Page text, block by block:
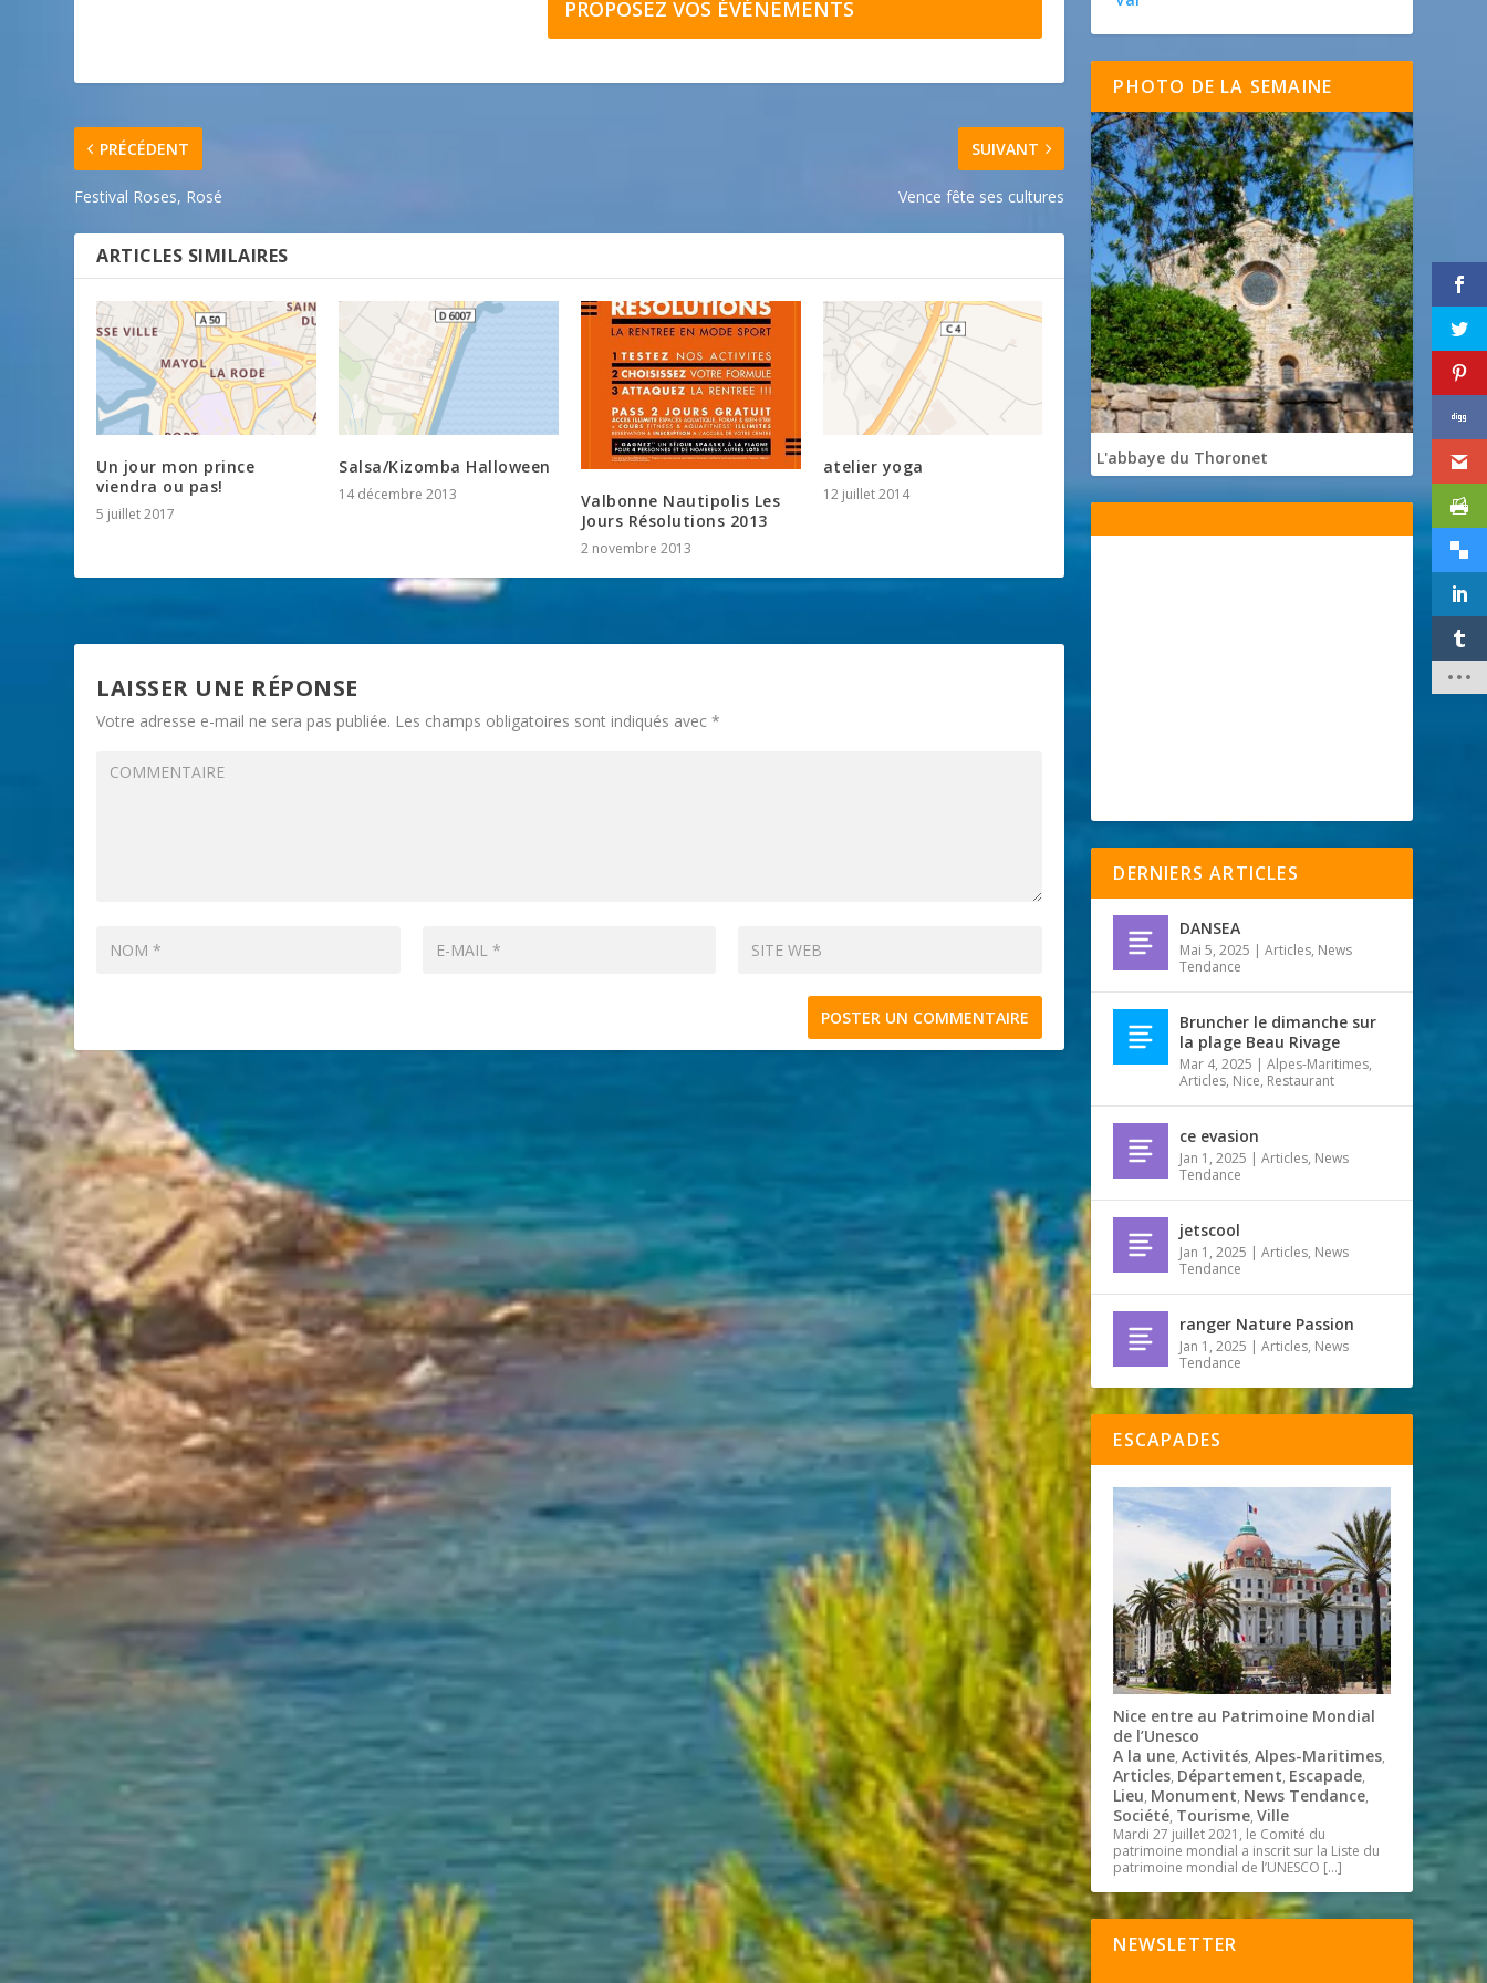
PROPOSEZ VOS ÉVÉNEMENTS
PRÉCÉDENT
Festival Roses, Rosé
SUIVANT
Vence fête ses cultures
ARTICLES SIMILAIRES
Un jour mon prince
viendra ou pas!
5 juillet 2017
Salsa/Kizomba Halloween
14 décembre 2013
Valbonne Nautipolis Les
Jours Résolutions 2013
2 novembre 2013
atelier yoga
12 juillet 2014
LAISSER UNE RÉPONSE
Votre adresse e-mail ne sera pas publiée. Les champs obligatoires sont indiqués avec*
PHOTO DE LA SEMAINE
L'abbaye du Thoronet
DERNIERS ARTICLES
DANSEA
Mai 5, 2025 |Articles, News
Tendance
Bruncher le dimanche sur
la plage Beau Rivage
Mar 4, 2025 |Alpes-Maritimes,
Articles, Nice, Restaurant
ce evasion
Jan 1, 2025 |Articles, News
Tendance
jetscool
Jan 1, 2025 |Articles, News
Tendance
ranger Nature Passion
Jan 1, 2025 |Articles, News
Tendance
ESCAPADES
Nice entre au Patrimoine Mondial
de l’Unesco
A la une,Activités,Alpes-Maritimes,
Articles, Département, Escapade,
Lieu, Monument, News Tendance,
Société, Tourisme,Ville
Mardi 27 juillet 2021, le Comité du
patrimoine mondial a inscrit sur la Liste du
patrimoine mondial de l’UNESCO […]
NEWSLETTER